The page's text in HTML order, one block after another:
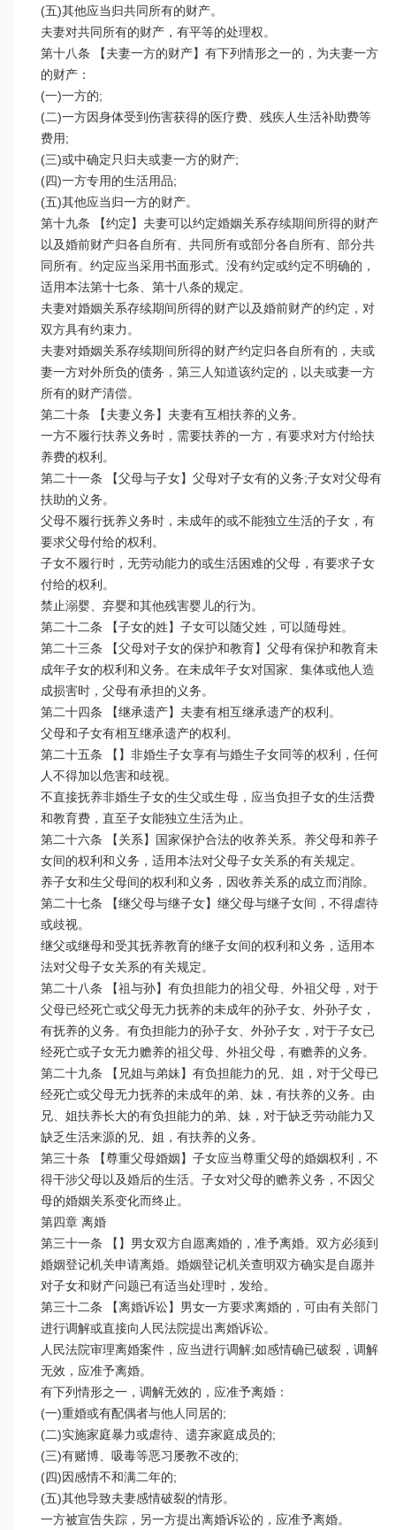
(五)其他应当归共同所有的财产。
夫妻对共同所有的财产，有平等的处理权。
第十八条 【夫妻一方的财产】有下列情形之一的，为夫妻一方
的财产：
(一)一方的;
(二)一方因身体受到伤害获得的医疗费、残疾人生活补助费等
费用;
(三)或中确定只归夫或妻一方的财产;
(四)一方专用的生活用品;
(五)其他应当归一方的财产。
第十九条 【约定】夫妻可以约定婚姻关系存续期间所得的财产
以及婚前财产归各自所有、共同所有或部分各自所有、部分共
同所有。约定应当采用书面形式。没有约定或约定不明确的，
适用本法第十七条、第十八条的规定。
夫妻对婚姻关系存续期间所得的财产以及婚前财产的约定，对
双方具有约束力。
夫妻对婚姻关系存续期间所得的财产约定归各自所有的，夫或
妻一方对外所负的债务，第三人知道该约定的，以夫或妻一方
所有的财产清偿。
第二十条 【夫妻义务】夫妻有互相扶养的义务。
一方不履行扶养义务时，需要扶养的一方，有要求对方付给扶
养费的权利。
第二十一条 【父母与子女】父母对子女有的义务;子女对父母有
扶助的义务。
父母不履行抚养义务时，未成年的或不能独立生活的子女，有
要求父母付给的权利。
子女不履行时，无劳动能力的或生活困难的父母，有要求子女
付给的权利。
禁止溺婴、弃婴和其他残害婴儿的行为。
第二十二条 【子女的姓】子女可以随父姓，可以随母姓。
第二十三条 【父母对子女的保护和教育】父母有保护和教育未
成年子女的权利和义务。在未成年子女对国家、集体或他人造
成损害时，父母有承担的义务。
第二十四条 【继承遗产】夫妻有相互继承遗产的权利。
父母和子女有相互继承遗产的权利。
第二十五条 【】非婚生子女享有与婚生子女同等的权利，任何
人不得加以危害和歧视。
不直接抚养非婚生子女的生父或生母，应当负担子女的生活费
和教育费，直至子女能独立生活为止。
第二十六条 【关系】国家保护合法的收养关系。养父母和养子
女间的权利和义务，适用本法对父母子女关系的有关规定。
养子女和生父母间的权利和义务，因收养关系的成立而消除。
第二十七条 【继父母与继子女】继父母与继子女间，不得虐待
或歧视。
继父或继母和受其抚养教育的继子女间的权利和义务，适用本
法对父母子女关系的有关规定。
第二十八条 【祖与孙】有负担能力的祖父母、外祖父母，对于
父母已经死亡或父母无力抚养的未成年的孙子女、外孙子女，
有抚养的义务。有负担能力的孙子女、外孙子女，对于子女已
经死亡或子女无力赡养的祖父母、外祖父母，有赡养的义务。
第二十九条 【兄姐与弟妹】有负担能力的兄、姐，对于父母已
经死亡或父母无力抚养的未成年的弟、妹，有扶养的义务。由
兄、姐扶养长大的有负担能力的弟、妹，对于缺乏劳动能力又
缺乏生活来源的兄、姐，有扶养的义务。
第三十条 【尊重父母婚姻】子女应当尊重父母的婚姻权利，不
得干涉父母以及婚后的生活。子女对父母的赡养义务，不因父
母的婚姻关系变化而终止。
第四章 离婚
第三十一条 【】男女双方自愿离婚的，准予离婚。双方必须到
婚姻登记机关申请离婚。婚姻登记机关查明双方确实是自愿并
对子女和财产问题已有适当处理时，发给。
第三十二条 【离婚诉讼】男女一方要求离婚的，可由有关部门
进行调解或直接向人民法院提出离婚诉讼。
人民法院审理离婚案件，应当进行调解;如感情确已破裂，调解
无效，应准予离婚。
有下列情形之一，调解无效的，应准予离婚：
(一)重婚或有配偶者与他人同居的;
(二)实施家庭暴力或虐待、遗弃家庭成员的;
(三)有赌博、吸毒等恶习屡教不改的;
(四)因感情不和满二年的;
(五)其他导致夫妻感情破裂的情形。
一方被宣告失踪，另一方提出离婚诉讼的，应准予离婚。